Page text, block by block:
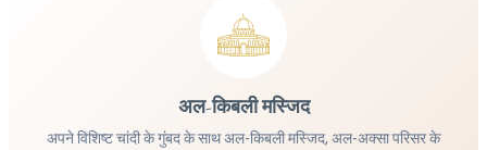
अल-किबली मस्जिद
अपने विशिष्ट चांदी के गुंबद के साथ अल-किबली मस्जिद, अल-अक्सा परिसर के